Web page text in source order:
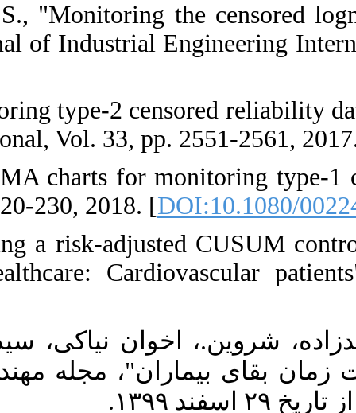
9. [9]
three-stage
10. [10]
Quality and
11. [11] Xu,
Journal of
12. [12]
NSGA-II
یک نمودار
انتشار،